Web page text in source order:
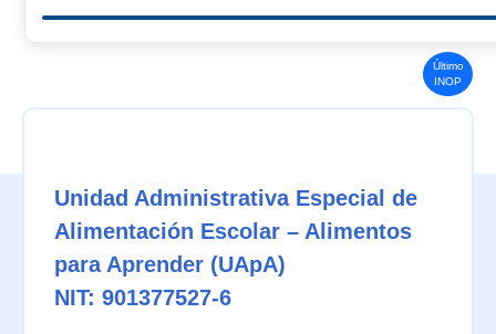
Último
INOP
Unidad Administrativa Especial de
Alimentación Escolar – Alimentos
para Aprender (UApA)
NIT: 901377527-6